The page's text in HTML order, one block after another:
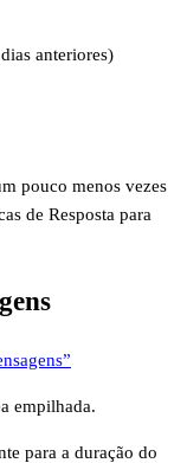
anteriores)
pouco menos vezes
de Resposta para
empilhada.
para a duração do